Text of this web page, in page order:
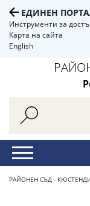
ЕДИНЕН
Инструменти за
Карта на сайта
English
РАЙОНЕН СЪД -